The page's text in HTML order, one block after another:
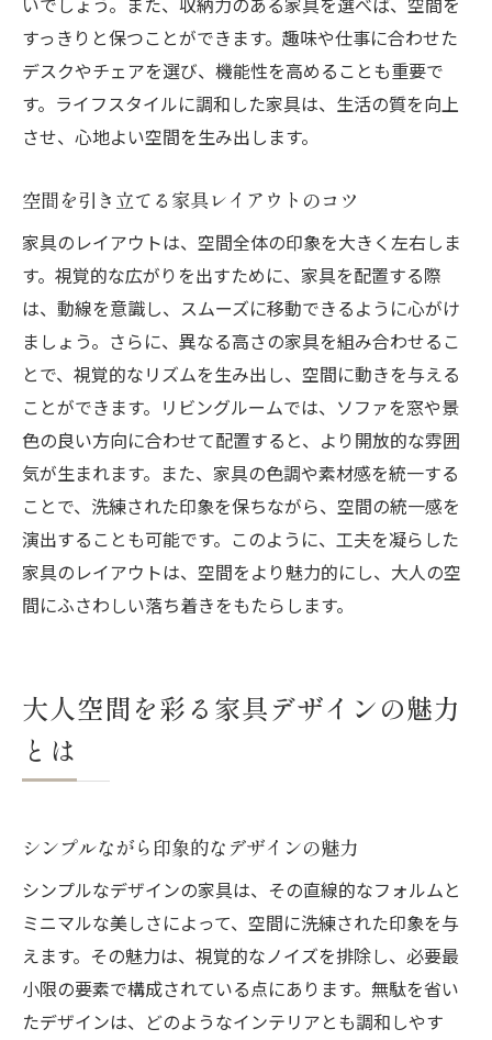
すっきりと保つことができます。趣味や仕事に合わせた
デスクやチェアを選び、機能性を高めることも重要で
す。ライフスタイルに調和した家具は、生活の質を向上
させ、心地よい空間を生み出します。
空間を引き立てる家具レイアウトのコツ
家具のレイアウトは、空間全体の印象を大きく左右しま
す。視覚的な広がりを出すために、家具を配置する際
は、動線を意識し、スムーズに移動できるように心がけ
ましょう。さらに、異なる高さの家具を組み合わせるこ
とで、視覚的なリズムを生み出し、空間に動きを与える
ことができます。リビングルームでは、ソファを窓や景
色の良い方向に合わせて配置すると、より開放的な雰囲
気が生まれます。また、家具の色調や素材感を統一する
ことで、洗練された印象を保ちながら、空間の統一感を
演出することも可能です。このように、工夫を凝らした
家具のレイアウトは、空間をより魅力的にし、大人の空
間にふさわしい落ち着きをもたらします。
大人空間を彩る家具デザインの魅力
とは
シンプルながら印象的なデザインの魅力
シンプルなデザインの家具は、その直線的なフォルムと
ミニマルな美しさによって、空間に洗練された印象を与
えます。その魅力は、視覚的なノイズを排除し、必要最
小限の要素で構成されている点にあります。無駄を省い
たデザインは、どのようなインテリアとも調和しやす